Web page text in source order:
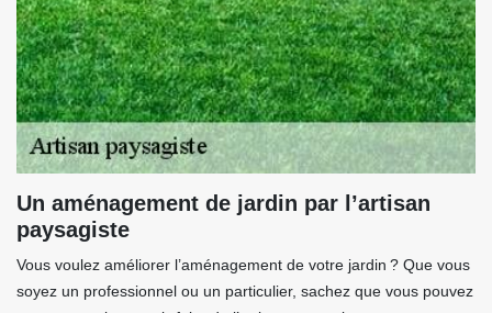
Un aménagement de jardin par l’artisan
paysagiste
Vous voulez améliorer l’aménagement de votre jardin ? Que vous
soyez un professionnel ou un particulier, sachez que vous pouvez